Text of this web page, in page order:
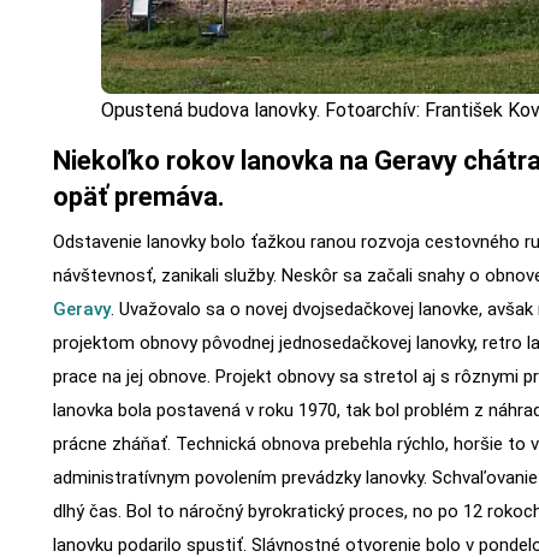
Opustená budova lanovky. Fotoarchív: František
Niekoľko rokov lanovka na Geravy
opäť premáva.
Odstavenie lanovky bolo ťažkou ranou rozvoja cestovného
návštevnosť, zanikali služby. Neskôr sa začali snahy o
Geravy. Uvažovalo sa o novej dvojsedačkovej lanovke,
projektom obnovy pôvodnej jednosedačkovej lanovky, retro
prace na jej obnove. Projekt obnovy sa stretol aj s rôznymi
lanovka bola postavená v roku 1970, tak bol problém z
prácne zháňať. Technická obnova prebehla rýchlo, horšie to
administratívnym povolením prevádzky lanovky.
dlhý čas. Bol to náročný byrokratický proces, no po 12
lanovku podarilo spustiť. Slávnostné otvorenie bolo v